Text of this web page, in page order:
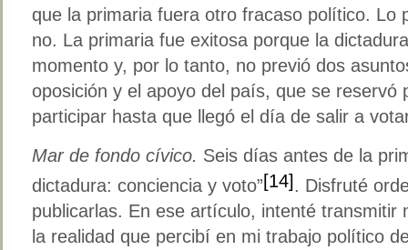
que la primaria fuera otro fracaso político. Lo
no. La primaria fue exitosa porque la
momento y, por lo tanto, no previó dos
oposición y el apoyo del país, que se reservó
participar hasta que llegó el día de salir a
Mar de fondo cívico. Seis días antes de la
dictadura: conciencia y voto”[14]. Disfruté
publicarlas. En ese artículo, intenté transmitir
la realidad que percibí en mi trabajo político